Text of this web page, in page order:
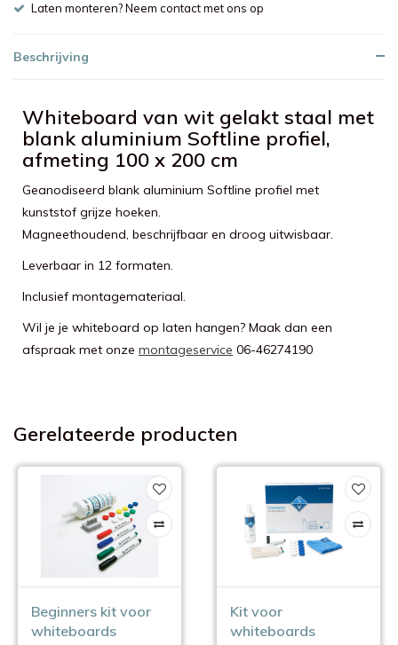
Laten monteren? Neem contact met ons op
Beschrijving
Whiteboard van wit gelakt staal met
blank aluminium Softline profiel,
afmeting 100 x 200 cm
Geanodiseerd blank aluminium Softline profiel met
kunststof grijze hoeken.
Magneethoudend, beschrijfbaar en droog uitwisbaar.
Leverbaar in 12 formaten.
Inclusief montagemateriaal.
Wil je je whiteboard op laten hangen? Maak dan een
afspraak met onze montageservice 06-46274190
Gerelateerde producten
Beginners kit voor
whiteboards
Kit voor
whiteboards